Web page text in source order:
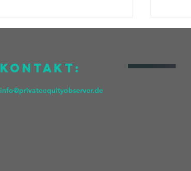
KOntakt:
info@privateequityobserver.de